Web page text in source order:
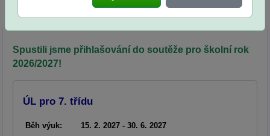
Popis Objednávka Síň slávy
Spustili jsme přihlašování do soutěže pro školní rok
2026/2027!
ÚL pro 7. třídu
Běh výuk:
15. 2. 2027 - 30. 6. 2027